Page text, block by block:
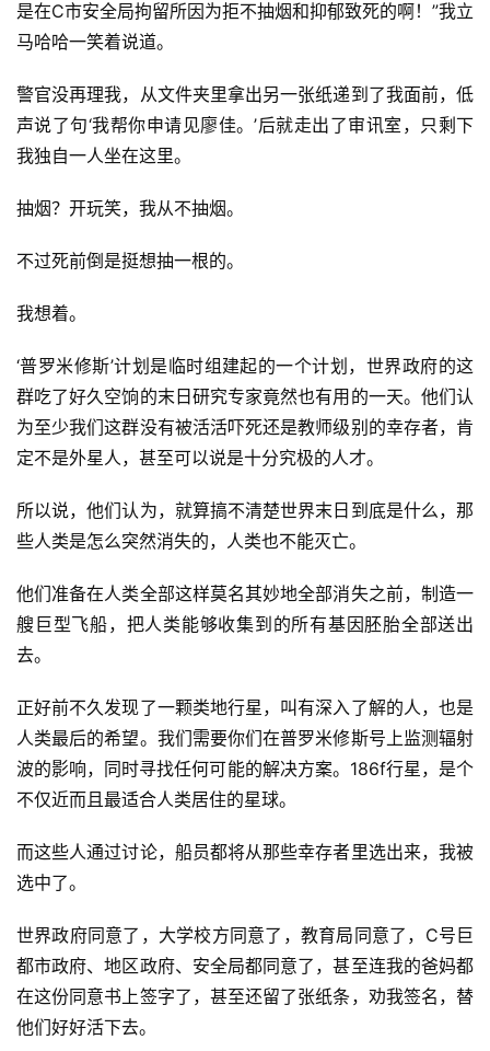
是在C市安全局拘留所因为拒不抽烟和抑郁致死的啊！”我立
马哈哈一笑着说道。
警官没再理我，从文件夹里拿出另一张纸递到了我面前，低
声说了句‘我帮你申请见廖佳。’后就走出了审讯室，只剩下
我独自一人坐在这里。
抽烟？开玩笑，我从不抽烟。
不过死前倒是挺想抽一根的。
我想着。
‘普罗米修斯’计划是临时组建起的一个计划，世界政府的这
群吃了好久空饷的末日研究专家竟然也有用的一天。他们认
为至少我们这群没有被活活吓死还是教师级别的幸存者，肯
定不是外星人，甚至可以说是十分究极的人才。
所以说，他们认为，就算搞不清楚世界末日到底是什么，那
些人类是怎么突然消失的，人类也不能灭亡。
他们准备在人类全部这样莫名其妙地全部消失之前，制造一
艘巨型飞船，把人类能够收集到的所有基因胚胎全部送出
去。
正好前不久发现了一颗类地行星，叫有深入了解的人，也是
人类最后的希望。我们需要你们在普罗米修斯号上监测辐射
波的影响，同时寻找任何可能的解决方案。186f行星，是个
不仅近而且最适合人类居住的星球。
而这些人通过讨论，船员都将从那些幸存者里选出来，我被
选中了。
世界政府同意了，大学校方同意了，教育局同意了，C号巨
都市政府、地区政府、安全局都同意了，甚至连我的爸妈都
在这份同意书上签字了，甚至还留了张纸条，劝我签名，替
他们好好活下去。